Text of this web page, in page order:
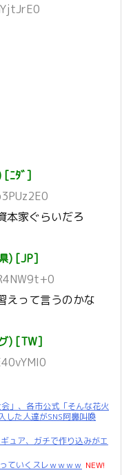
[ﾆﾀﾞ]
本家ぐらいだろ
) [JP]
えって言うのかな
) [TW]
」、各市公式「そんな花火
した人達がSNS阿鼻叫喚
ュア、ガチで作り込みがエ
ていくスレｗｗｗｗ NEW!